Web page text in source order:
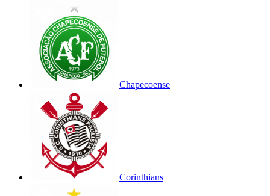
Chapecoense
Corinthians